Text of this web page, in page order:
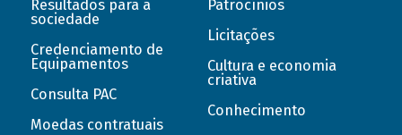
Resultados para a
sociedade
Credenciamento de
Equipamentos
Consulta PAC
Moedas contratuais
Patrocínios
Licitações
Cultura e economia
criativa
Conhecimento